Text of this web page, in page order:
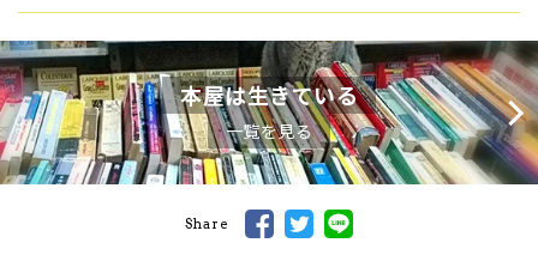
本屋は生きている
一覧を見る
Share